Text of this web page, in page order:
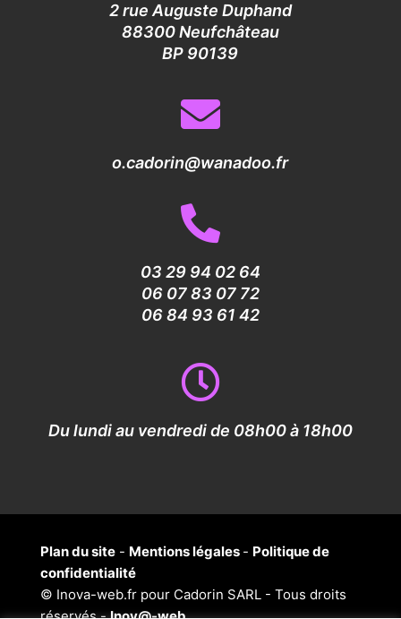
2 rue Auguste Duphand
88300 Neufchâteau
BP 90139
o.cadorin@wanadoo.fr
03 29 94 02 64
06 07 83 07 72
06 84 93 61 42
Du lundi au vendredi de 08h00 à 18h00
Plan du site- Mentions légales - Politique de
confidentialité
© Inova-web.fr pour Cadorin SARL - Tous droits